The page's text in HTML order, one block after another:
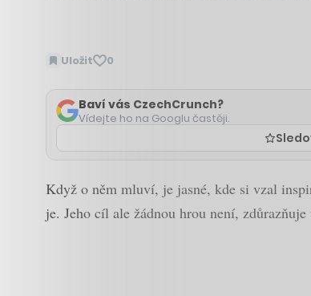
Uložit 0
Baví vás CzechCrunch?
Vídejte ho na Googlu častěji.
Když o něm mluví, je jasné, kde si vzal
je. Jeho cíl ale žádnou hrou není,